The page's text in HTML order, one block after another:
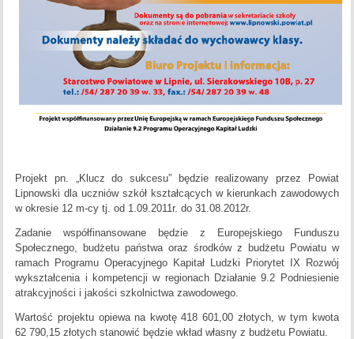
Projekt pn. „Klucz do sukcesu” będzie realizowany przez Powiat
Lipnowski dla uczniów szkół kształcących w kierunkach zawodowych
w okresie 12 m-cy tj. od 1.09.2011r. do 31.08.2012r.
Zadanie współfinansowane będzie z Europejskiego Funduszu
Społecznego, budżetu państwa oraz środków z budżetu Powiatu w
ramach Programu Operacyjnego Kapitał Ludzki Priorytet IX Rozwój
wykształcenia i kompetencji w regionach Działanie 9.2 Podniesienie
atrakcyjności i jakości szkolnictwa zawodowego.
Wartość projektu opiewa na kwotę 418 601,00 złotych, w tym kwota
62 790,15 złotych stanowić będzie wkład własny z budżetu Powiatu.